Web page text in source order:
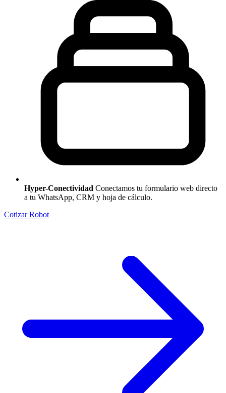
Hyper-Conectividad Conectamos tu formulario web directo
a tu WhatsApp, CRM y hoja de cálculo.
Cotizar Robot